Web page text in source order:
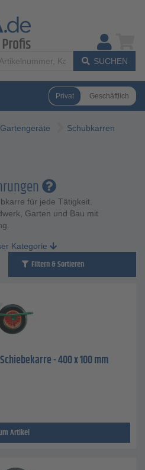
SUCHEN
Privat Geschäftlich
Gartengeräte Schubkarren
für jede Tätigkeit.
Garten und Bau mit
Kategorie
Filtern & Sortieren
- 400 x 100 mm
Artikel